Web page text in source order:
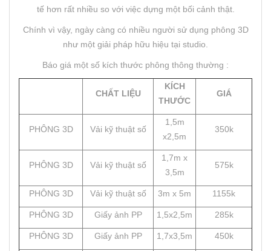
tế hơn rất nhiều so với việc dựng một bối cảnh thật.
Chính vì vậy, ngày càng có nhiều người sử dụng phông 3D
như một giải pháp hữu hiệu tại studio.
Báo giá một số kích thước phông thông thường :
CHẤT LIỆU
KÍCH
THƯỚC
GIÁ
PHÔNG 3D Vải kỹ thuật số
1,5m
x2,5m
350k
PHÔNG 3D Vải kỹ thuật số
1,7m x
3,5m
575k
PHÔNG 3D Vải kỹ thuật số 3m x 5m 1155k
PHÔNG 3D Giấy ảnh PP 1,5x2,5m 285k
PHÔNG 3D Giấy ảnh PP 1,7x3,5m 450k